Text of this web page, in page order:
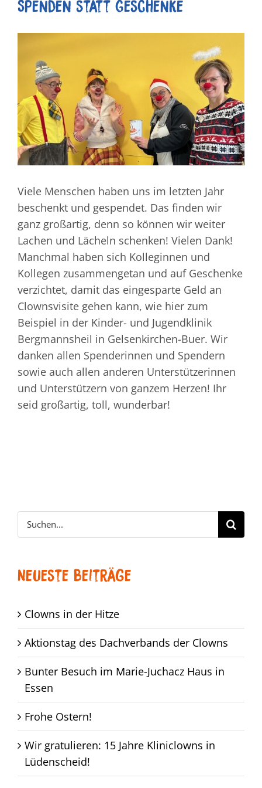
Spenden statt Geschenke
grösseres
Bild
Viele Menschen haben uns im letzten Jahr
beschenkt und gespendet. Das finden wir
ganz großartig, denn so können wir weiter
Lachen und Lächeln schenken! Vielen Dank!
Manchmal haben sich Kolleginnen und
Kollegen zusammengetan und auf Geschenke
verzichtet, damit das eingesparte Geld an
Clownsvisite gehen kann, wie hier zum
Beispiel in der Kinder- und Jugendklinik
Bergmannsheil in Gelsenkirchen-Buer. Wir
danken allen Spenderinnen und Spendern
sowie auch allen anderen Unterstützerinnen
und Unterstützern von ganzem Herzen! Ihr
seid großartig, toll, wunderbar!
Suche
nach:
Neueste Beiträge
Clowns in der Hitze
Aktionstag des Dachverbands der Clowns
Bunter Besuch im Marie-Juchacz Haus in
Essen
Frohe Ostern!
Wir gratulieren: 15 Jahre Kliniclowns in
Lüdenscheid!